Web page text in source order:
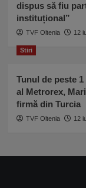
dispus să fiu
instituțional”
TVF Oltenia 12
Stiri
Tunul de peste
al Metrorex,
firmă din Turcia
TVF Oltenia 12